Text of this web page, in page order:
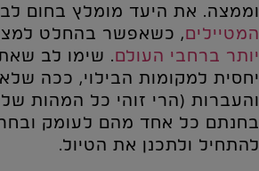
וממצה. את היעד מומלץ בחום
המטיילים , כשאפשר בהחלט
יותר ברחבי העולם . שימו לב
יחסית למקומות הבילוי, ככה
והעברות (הרי זוהי כל המהות
בחנתם כל אחד מהם לעומק
להתחיל ולתכנן את הטיול.